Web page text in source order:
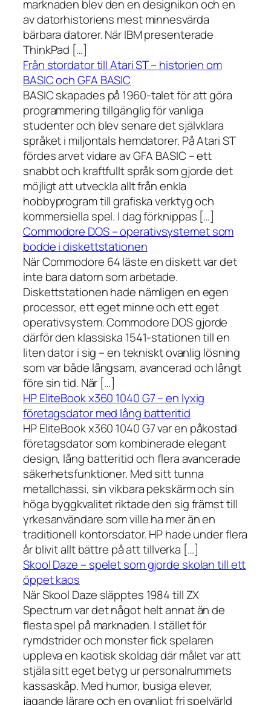
marknaden blev den en designikon och en
av datorhistoriens mest minnesvärda
bärbara datorer. När IBM presenterade
ThinkPad […]
Från stordator till Atari ST – historien om
BASIC och GFA BASIC
BASIC skapades på 1960-talet för att göra
programmering tillgänglig för vanliga
studenter och blev senare det självklara
språket i miljontals hemdatorer. På Atari ST
fördes arvet vidare av GFA BASIC – ett
snabbt och kraftfullt språk som gjorde det
möjligt att utveckla allt från enkla
hobbyprogram till grafiska verktyg och
kommersiella spel. I dag förknippas […]
Commodore DOS – operativsystemet som
bodde i diskettstationen
När Commodore 64 läste en diskett var det
inte bara datorn som arbetade.
Diskettstationen hade nämligen en egen
processor, ett eget minne och ett eget
operativsystem. Commodore DOS gjorde
därför den klassiska 1541-stationen till en
liten dator i sig – en tekniskt ovanlig lösning
som var både långsam, avancerad och långt
före sin tid. När […]
HP EliteBook x360 1040 G7 – en lyxig
företagsdator med lång batteritid
HP EliteBook x360 1040 G7 var en påkostad
företagsdator som kombinerade elegant
design, lång batteritid och flera avancerade
säkerhetsfunktioner. Med sitt tunna
metallchassi, sin vikbara pekskärm och sin
höga byggkvalitet riktade den sig främst till
yrkesanvändare som ville ha mer än en
traditionell kontorsdator. HP hade under flera
år blivit allt bättre på att tillverka […]
Skool Daze – spelet som gjorde skolan till ett
öppet kaos
När Skool Daze släpptes 1984 till ZX
Spectrum var det något helt annat än de
flesta spel på marknaden. I stället för
rymdstrider och monster fick spelaren
uppleva en kaotisk skoldag där målet var att
stjäla sitt eget betyg ur personalrummets
kassaskåp. Med humor, busiga elever,
jagande lärare och en ovanligt fri spelvärld